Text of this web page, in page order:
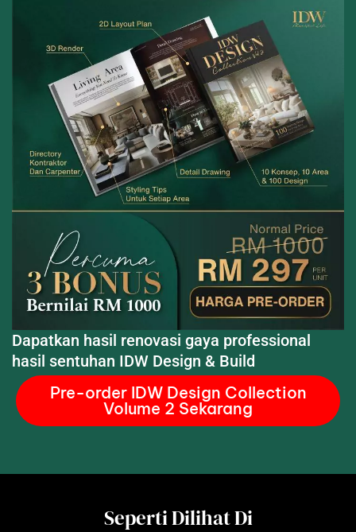
Dapatkan hasil renovasi gaya professional
hasil sentuhan IDW Design & Build
Pre-order IDW Design Collection
Volume 2 Sekarang
Seperti Dilihat Di